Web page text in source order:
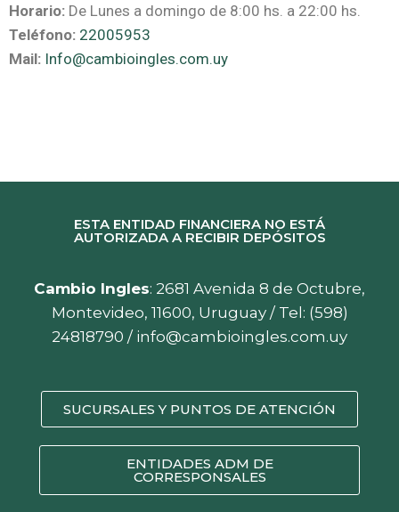
Horario: De Lunes a domingo de 8:00 hs. a 22:00 hs.
Teléfono: 22005953
Mail: Info@cambioingles.com.uy
ESTA ENTIDAD FINANCIERA NO ESTÁ
AUTORIZADA A RECIBIR DEPÓSITOS
Cambio Ingles: 2681 Avenida 8 de Octubre,
Montevideo, 11600, Uruguay / Tel: (598)
24818790 / info@cambioingles.com.uy
SUCURSALES Y PUNTOS DE ATENCIÓN
ENTIDADES ADM DE
CORRESPONSALES